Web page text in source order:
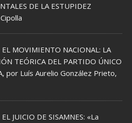
DE LA ESTUPIDEZ
EL MOVIMIENTO NACIONAL: LA
TEÓRICA DEL PARTIDO ÚNICO
por Luís Aurelio González Prieto,
EL JUICIO DE SISAMNES: «La